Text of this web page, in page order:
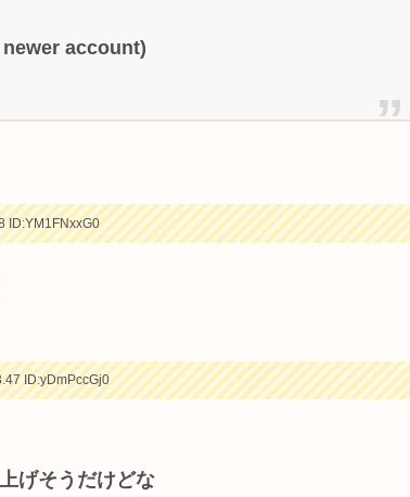
account)
ID:YM1FNxxG0
ID:yDmPccGj0
げそうだけどな